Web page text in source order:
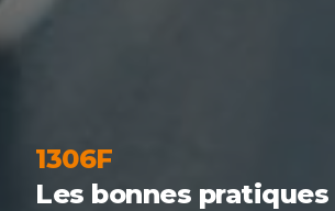
1306F
Les bonnes pratiques